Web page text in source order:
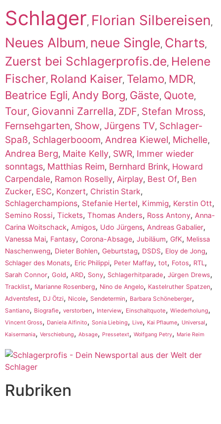
Schlager, Florian Silbereisen,
Neues Album, neue Single, Charts,
Zuerst bei Schlagerprofis.de, Helene
Fischer, Roland Kaiser, Telamo, MDR,
Beatrice Egli, Andy Borg, Gäste, Quote,
Tour, Giovanni Zarrella, ZDF, Stefan Mross,
Fernsehgarten, Show, Jürgens TV, Schlager-
Spaß, Schlagerbooom, Andrea Kiewel, Michelle,
Andrea Berg, Maite Kelly, SWR, Immer wieder
sonntags, Matthias Reim, Bernhard Brink, Howard
Carpendale, Ramon Roselly, Airplay, Best Of, Ben
Zucker, ESC, Konzert, Christin Stark,
Schlagerchampions, Stefanie Hertel, Kimmig, Kerstin Ott,
Semino Rossi, Tickets, Thomas Anders, Ross Antony, Anna-
Carina Woitschack, Amigos, Udo Jürgens, Andreas Gabalier,
Vanessa Mai, Fantasy, Corona-Absage, Jubiläum, GfK, Melissa
Naschenweng, Dieter Bohlen, Geburtstag, DSDS, Eloy de Jong,
Schlager des Monats, Eric Philippi, Peter Maffay, tot, Fotos, RTL ,
Sarah Connor, Gold, ARD, Sony, Schlagerhitparade, Jürgen Drews,
Tracklist, Marianne Rosenberg, Nino de Angelo, Kastelruther Spatzen,
Adventsfest, DJ Ötzi, Nicole, Sendetermin, Barbara Schöneberger,
Santiano, Biografie, verstorben, Interview, Einschaltquote, Wiederholung,
Vincent Gross, Daniela Alfinito, Sonia Liebing, Live, Kai Pflaume, Universal,
Kaisermania, Verschiebung, Absage, Pressetext, Wolfgang Petry, Marie Reim
Rubriken